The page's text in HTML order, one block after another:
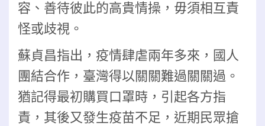
容、善待彼此的高貴情操，毋須相互責
怪或歧視。
蘇貞昌指出，疫情肆虐兩年多來，國人
團結合作，臺灣得以關關難過關關過。
猶記得最初購買口罩時，引起各方指
責，其後又發生疫苗不足，近期民眾搶